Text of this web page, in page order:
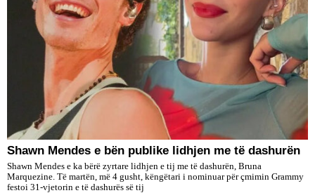
​Shawn Mendes e bën publike lidhjen me të dashurën
Shawn Mendes e ka bërë zyrtare lidhjen e tij me të dashurën, Bruna
Marquezine. Të martën, më 4 gusht, këngëtari i nominuar për çmimin Grammy
festoi 31-vjetorin e të dashurës së tij